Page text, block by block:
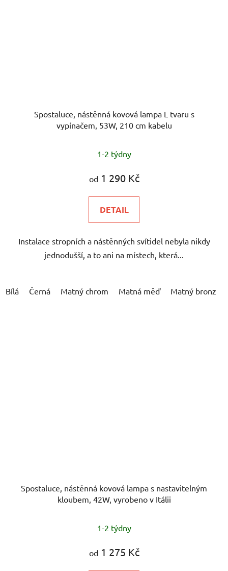
Spostaluce, nástěnná kovová lampa L tvaru s
vypínačem, 53W, 210 cm kabelu
1-2 týdny
od1 290 Kč
DETAIL
Instalace stropních a nástěnných svítidel nebyla nikdy
jednodušší, a to ani na místech, která...
Bílá Černá Matný chrom Matná měď Matný bronz
Spostaluce, nástěnná kovová lampa s nastavitelným
kloubem, 42W, vyrobeno v Itálii
1-2 týdny
od1 275 Kč